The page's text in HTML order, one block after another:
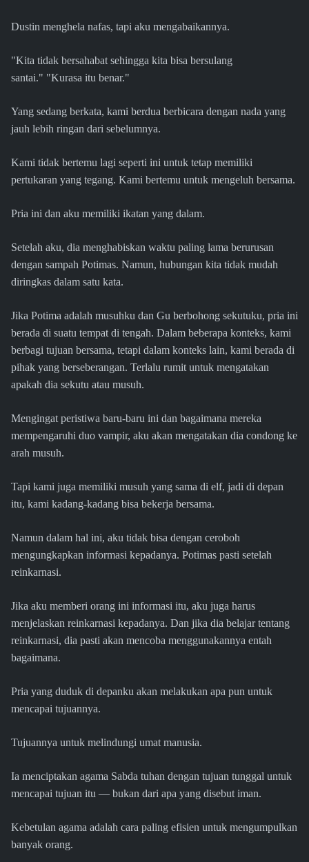
Dustin menghela nafas, tapi aku mengabaikannya.
"Kita tidak bersahabat sehingga kita bisa bersulang
santai." "Kurasa itu benar."
Yang sedang berkata, kami berdua berbicara dengan nada yang
jauh lebih ringan dari sebelumnya.
Kami tidak bertemu lagi seperti ini untuk tetap memiliki
pertukaran yang tegang. Kami bertemu untuk mengeluh bersama.
Pria ini dan aku memiliki ikatan yang dalam.
Setelah aku, dia menghabiskan waktu paling lama berurusan
dengan sampah Potimas. Namun, hubungan kita tidak mudah
diringkas dalam satu kata.
Jika Potima adalah musuhku dan Gu berbohong sekutuku, pria ini
berada di suatu tempat di tengah. Dalam beberapa konteks, kami
berbagi tujuan bersama, tetapi dalam konteks lain, kami berada di
pihak yang berseberangan. Terlalu rumit untuk mengatakan
apakah dia sekutu atau musuh.
Mengingat peristiwa baru-baru ini dan bagaimana mereka
mempengaruhi duo vampir, aku akan mengatakan dia condong ke
arah musuh.
Tapi kami juga memiliki musuh yang sama di elf, jadi di depan
itu, kami kadang-kadang bisa bekerja bersama.
Namun dalam hal ini, aku tidak bisa dengan ceroboh
mengungkapkan informasi kepadanya. Potimas pasti setelah
reinkarnasi.
Jika aku memberi orang ini informasi itu, aku juga harus
menjelaskan reinkarnasi kepadanya. Dan jika dia belajar tentang
reinkarnasi, dia pasti akan mencoba menggunakannya entah
bagaimana.
Pria yang duduk di depanku akan melakukan apa pun untuk
mencapai tujuannya.
Tujuannya untuk melindungi umat manusia.
Ia menciptakan agama Sabda tuhan dengan tujuan tunggal untuk
mencapai tujuan itu — bukan dari apa yang disebut iman.
Kebetulan agama adalah cara paling efisien untuk mengumpulkan
banyak orang.